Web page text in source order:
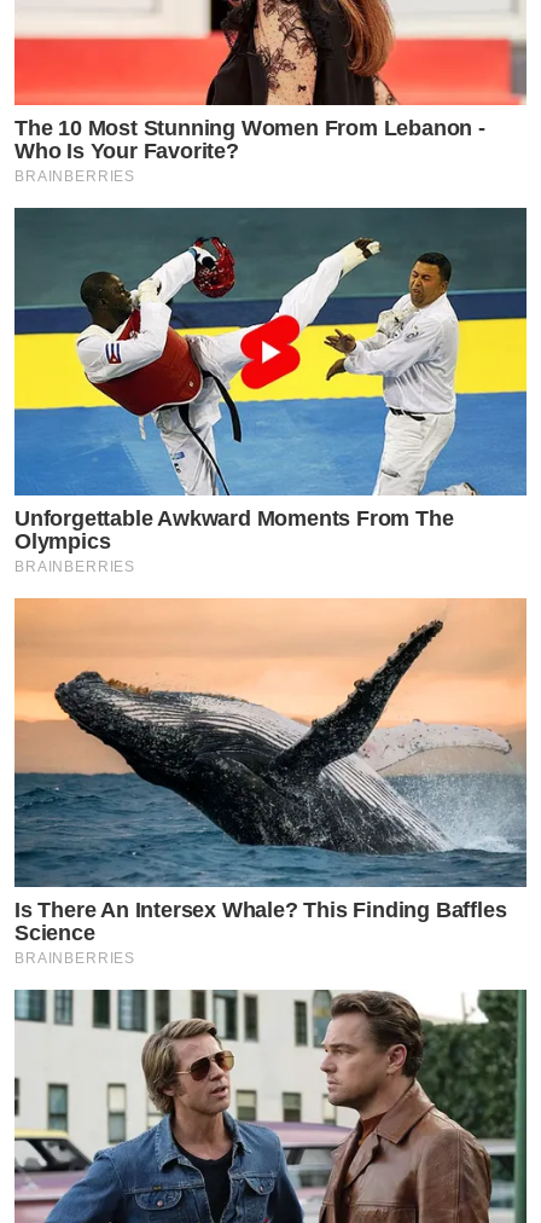
The 10 Most Stunning Women From Lebanon -
Who Is Your Favorite?
BRAINBERRIES
Unforgettable Awkward Moments From The
Olympics
BRAINBERRIES
Is There An Intersex Whale? This Finding Baffles
Science
BRAINBERRIES